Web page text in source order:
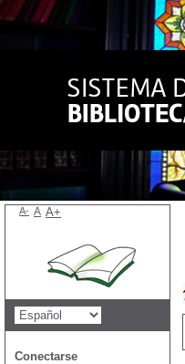
A- A A+
Conectarse